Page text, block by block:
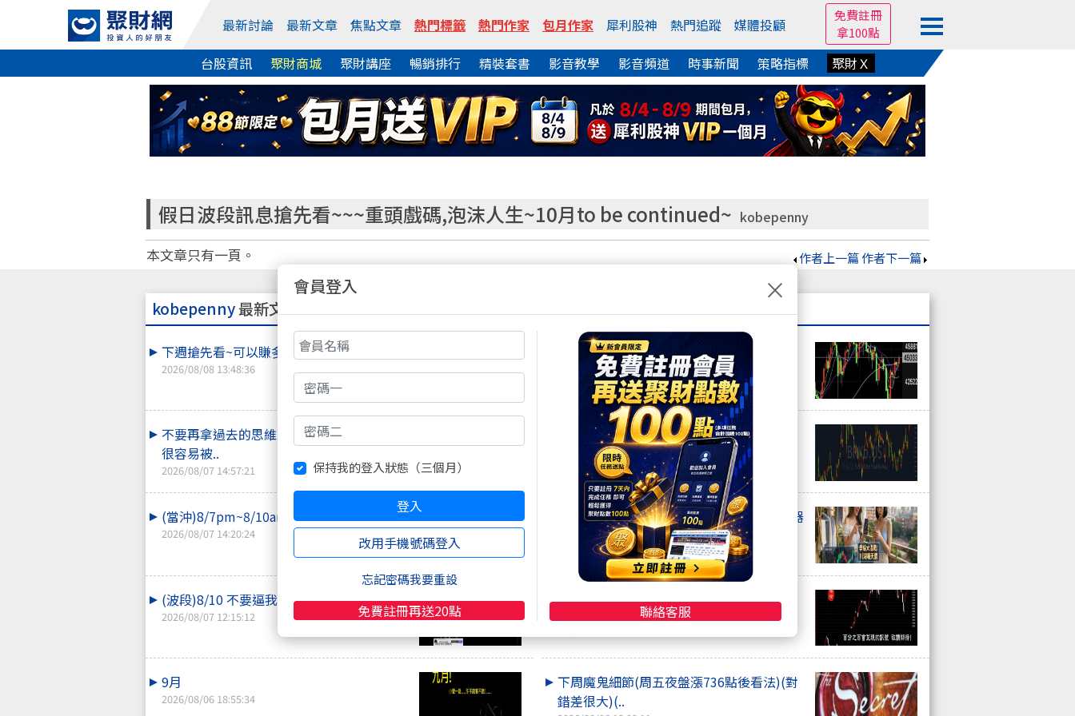
最新討論 最新文章 焦點文章 熱門標籤 熱門作家 包月作家 犀利股神 熱門追蹤 媒體投顧
免費註冊
拿100點
台股資訊 聚財商城 聚財講座 暢銷排行 精裝套書 影音教學 影音頻道 時事新聞 策略指標 聚財Ｘ
假日波段訊息搶先看~~~重頭戲碼,泡沫人生~10月to be continued~ kobepenny
本文章只有一頁。 作者上一篇作者下一篇
kobepenny最新文章
下週搶先看~可以賺多遠?
2026/08/08 13:48:36
不要再拿過去的思維來操作現在的市場,否則
很容易被..
2026/08/07 14:57:21
(當沖)8/7pm~8/10am 支撐壓力策略圖
2026/08/07 14:20:24
(波段)8/10 不要逼我放大絕
2026/08/07 12:15:12
9月
2026/08/06 18:55:34
熱門焦點文章
掌握好一整週的交易節奏 才有機會賺大的
2026/08/09 10:35:27
咖啡好喝
巴菲特留下的現金開始動了！波克夏回購、
買股、併購..
2026/08/08 22:32:22
陳志維
季線大混戰資金轉戰小飆股！盤面主流:機器
人+塑化+..
2026/08/09 12:30:00
百分之百會兌現的訊號 敬請期待!
2026/08/09 06:00:00
下周魔鬼細節(周五夜盤漲736點後看法)(對
錯差很大)(..
會員登入 ×
保持我的登入狀態（三個月）
登入
改用手機號碼登入
忘記密碼我要重設
免費註冊再送20點 聯絡客服